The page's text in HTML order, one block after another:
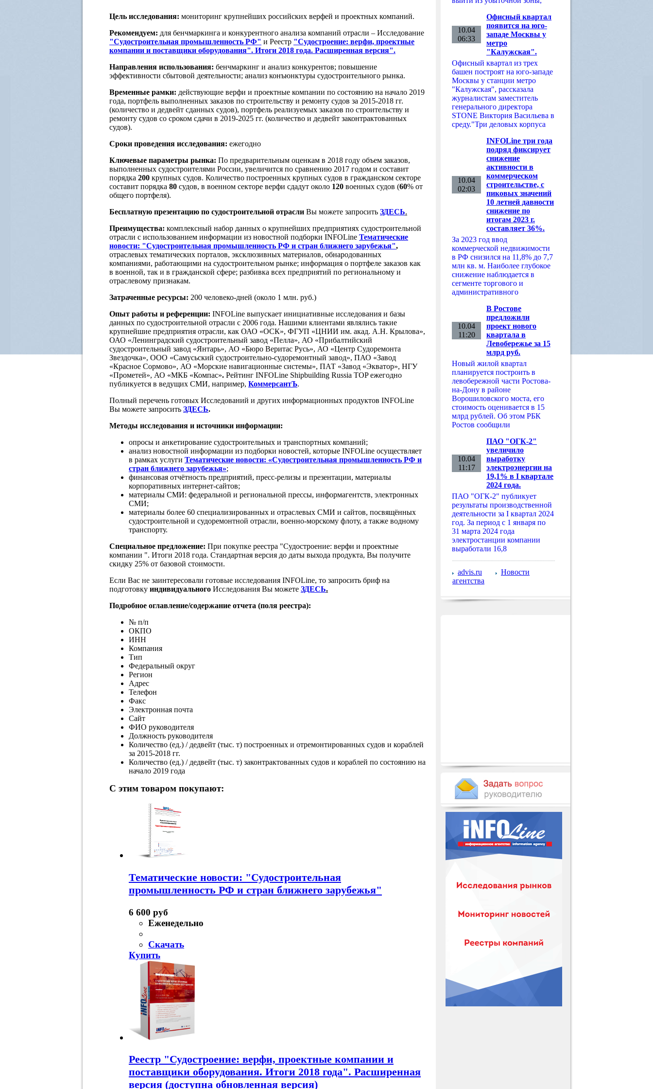
Цель исследования: мониторинг крупнейших российских верфей и проектных компаний.
Рекомендуем: для бенчмаркинга и конкурентного анализа компаний отрасли – Исследование
"Судостроительная промышленность РФ" и Реестр "Судостроение: верфи, проектные
компании и поставщики оборудования". Итоги 2018 года. Расширенная версия".
Направления использования: бенчмаркинг и анализ конкурентов; повышение
эффективности сбытовой деятельности; анализ конъюнктуры судостроительного рынка.
Временные рамки: действующие верфи и проектные компании по состоянию на начало 2019
года, портфель выполненных заказов по строительству и ремонту судов за 2015-2018 гг.
(количество и дедвейт сданных судов), портфель реализуемых заказов по строительству и
ремонту судов со сроком сдачи в 2019-2025 гг. (количество и дедвейт законтрактованных
судов).
Сроки проведения исследования: ежегодно
Ключевые параметры рынка: По предварительным оценкам в 2018 году объем заказов,
выполненных судостроителями России, увеличится по сравнению 2017 годом и составит
порядка 200 крупных судов. Количество построенных крупных судов в гражданском секторе
составит порядка 80 судов, в военном секторе верфи сдадут около 120 военных судов (60% от
общего портфеля).
Бесплатную презентацию по судостроительной отрасли Вы можете запросить ЗДЕСЬ.
Преимущества: комплексный набор данных о крупнейших предприятиях судостроительной
отрасли с использованием информации из новостной подборки INFOLine Тематические
новости: "Судостроительная промышленность РФ и стран ближнего зарубежья",
отраслевых тематических порталов, эксклюзивных материалов, обнародованных
компаниями, работающими на судостроительном рынке; информация о портфеле заказов как
в военной, так и в гражданской сфере; разбивка всех предприятий по региональному и
отраслевому признакам.
Затраченные ресурсы: 200 человеко-дней (около 1 млн. руб.)
Опыт работы и референции: INFOLine выпускает инициативные исследования и базы
данных по судостроительной отрасли c 2006 года. Нашими клиентами являлись такие
крупнейшие предприятия отрасли, как ОАО «ОСК», ФГУП «ЦНИИ им. акад. А.Н. Крылова»,
ОАО «Ленинградский судостроительный завод «Пелла», АО «Прибалтийский
судостроительный завод «Янтарь», АО «Бюро Веритас Русь», АО «Центр Судоремонта
Звездочка», ООО «Самусьский судостроительно-судоремонтный завод», ПАО «Завод
«Красное Сормово», АО «Морские навигационные системы», ПАТ «Завод «Экватор», НГУ
«Прометей», АО «МКБ «Компас». Рейтинг INFOLine Shipbuilding Russia TOP ежегодно
публикуется в ведущих СМИ, например, КоммерсантЪ.
Полный перечень готовых Исследований и других информационных продуктов INFOLine
Вы можете запросить ЗДЕСЬ.
Методы исследования и источники информации:
опросы и анкетирование судостроительных и транспортных компаний;
анализ новостной информации из подборки новостей, которые INFOLine осуществляет
в рамках услуги Тематические новости: «Судостроительная промышленность РФ и
стран ближнего зарубежья»;
финансовая отчётность предприятий, пресс-релизы и презентации, материалы
корпоративных интернет-сайтов;
материалы СМИ: федеральной и региональной прессы, информагентств, электронных
СМИ;
материалы более 60 специализированных и отраслевых СМИ и сайтов, посвящённых
судостроительной и судоремонтной отрасли, военно-морскому флоту, а также водному
транспорту.
Специальное предложение: При покупке реестра "Судостроение: верфи и проектные
компании ". Итоги 2018 года. Стандартная версия до даты выхода продукта, Вы получите
скидку 25% от базовой стоимости.
Если Вас не заинтересовали готовые исследования INFOLine, то запросить бриф на
подготовку индивидуального Исследования Вы можете ЗДЕСЬ.
Подробное оглавление/содержание отчета (поля реестра):
№ п/п
ОКПО
ИНН
Компания
Тип
Федеральный округ
Регион
Адрес
Телефон
Факс
Электронная почта
Сайт
ФИО руководителя
Должность руководителя
Количество (ед.) / дедвейт (тыс. т) построенных и отремонтированных судов и кораблей
за 2015-2018 гг.
Количество (ед.) / дедвейт (тыс. т) законтрактованных судов и кораблей по состоянию на
начало 2019 года
С этим товаром покупают:
Тематические новости: "Судостроительная
промышленность РФ и стран ближнего зарубежья"
6 600 руб
Еженедельно
Скачать
Купить
Реестр "Судостроение: верфи, проектные компании и
поставщики оборудования. Итоги 2018 года". Расширенная
версия (доступна обновленная версия)
10.04
06:33
Офисный квартал
появится на юго-
западе Москвы у
метро
"Калужская".
Офисный квартал из трех
башен построят на юго-западе
Москвы у станции метро
"Калужская", рассказала
журналистам заместитель
генерального директора
STONE Виктория Васильева в
среду."Три деловых корпуса
10.04
02:03
INFOLine три года
подряд фиксирует
снижение
активности в
коммерческом
строительстве, с
пиковых значений
10 летней давности
снижение по
итогам 2023 г.
составляет 36%.
За 2023 год ввод
коммерческой недвижимости
в РФ снизился на 11,8% до 7,7
млн кв. м. Наиболее глубокое
снижение наблюдается в
сегменте торгового и
административного
10.04
11:20
В Ростове
предложили
проект нового
квартала в
Левобережье за 15
млрд руб.
Новый жилой квартал
планируется построить в
левобережной части Ростова-
на-Дону в районе
Ворошиловского моста, его
стоимость оценивается в 15
млрд рублей. Об этом РБК
Ростов сообщили
10.04
11:17
ПАО "ОГК-2"
увеличило
выработку
электроэнергии на
19,1% в I квартале
2024 года.
ПАО "ОГК-2" публикует
результаты производственной
деятельности за I квартал 2024
год. За период с 1 января по
31 марта 2024 года
электростанции компании
выработали 16,8
advis.ru
Новости
агентства